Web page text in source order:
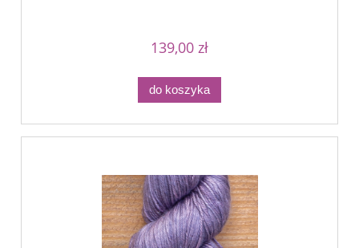
139,00 zł
do koszyka